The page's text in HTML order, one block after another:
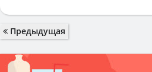
Предыдущая